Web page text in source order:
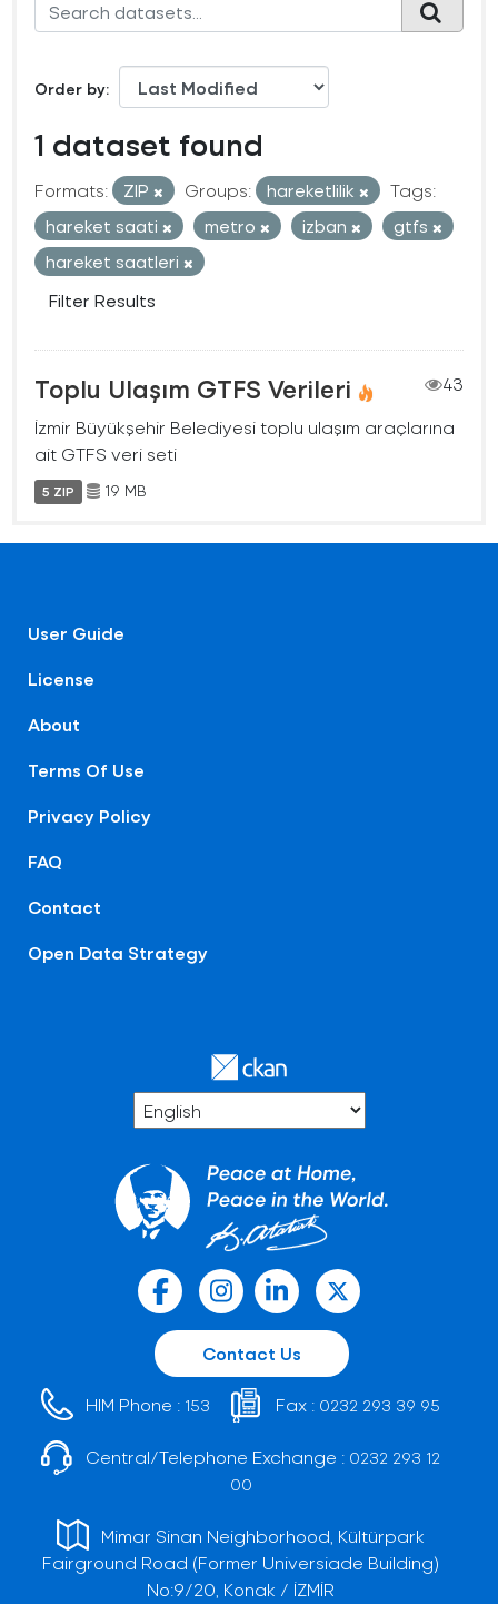
Order by
1 dataset found
Formats: ZIP Groups: hareketlilik
Tags:
hareket saati
metro izban
gtfs
hareket saatleri
Filter Results
Toplu Ulaşım GTFS Verileri
43
İzmir Büyükşehir Belediyesi toplu ulaşım araçlarına
ait GTFS veri seti
5 ZIP 19 MB
User Guide
License
About
Terms Of Use
Privacy Policy
FAQ
Contact
Open Data Strategy
Contact Us
HIM Phone : 153 Fax : 0232 293 39 95
Central/Telephone Exchange : 0232 293 12
00
Mimar Sinan Neighborhood, Kültürpark
Fairground Road (Former Universiade Building)
No:9/20, Konak / İZMİR